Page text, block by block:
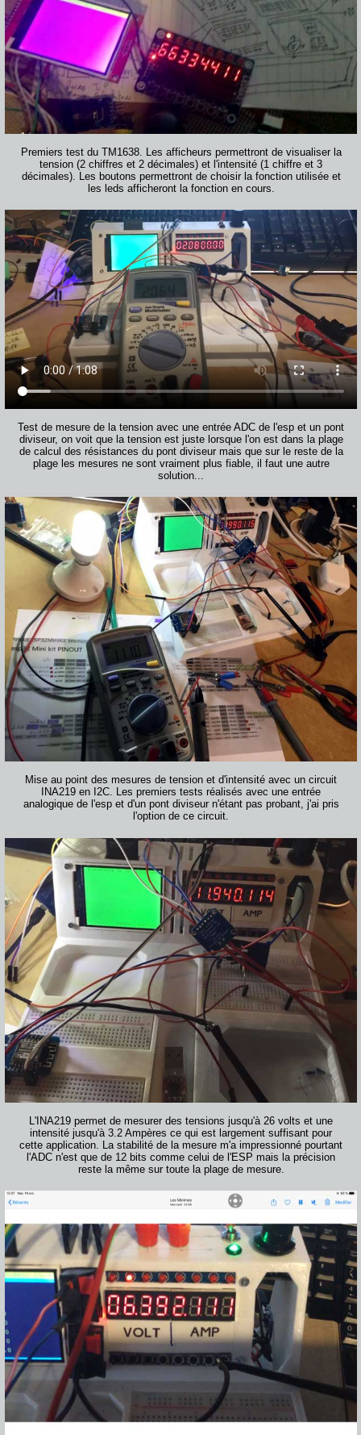
Premiers test du TM1638. Les afficheurs permettront de visualiser la
tension (2 chiffres et 2 décimales) et l'intensité (1 chiffre et 3
décimales). Les boutons permettront de choisir la fonction utilisée et
les leds afficheront la fonction en cours.
Test de mesure de la tension avec une entrée ADC de l'esp et un pont
diviseur, on voit que la tension est juste lorsque l'on est dans la plage
de calcul des résistances du pont diviseur mais que sur le reste de la
plage les mesures ne sont vraiment plus fiable, il faut une autre
solution...
Mise au point des mesures de tension et d'intensité avec un circuit
INA219 en I2C. Les premiers tests réalisés avec une entrée
analogique de l'esp et d'un pont diviseur n'étant pas probant, j'ai pris
l'option de ce circuit.
L'INA219 permet de mesurer des tensions jusqu'à 26 volts et une
intensité jusqu'à 3.2 Ampères ce qui est largement suffisant pour
cette application. La stabilité de la mesure m'a impressionné pourtant
l'ADC n'est que de 12 bits comme celui de l'ESP mais la précision
reste la même sur toute la plage de mesure.